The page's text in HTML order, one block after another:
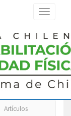
Toggle
Artículos